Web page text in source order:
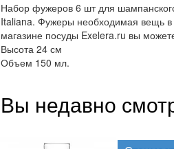
Набор фужеров 6 шт для
Italiana. Фужеры необходимая вещь в
магазине посуды Exelera.ru вы
Высота 24 см
Объем 150 мл.
Вы недавно